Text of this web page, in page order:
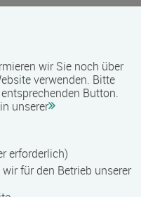
Anbieters
wir Sie noch über
verwenden. Bitte
Button.
unserer
erforderlich)
für den Betrieb unserer